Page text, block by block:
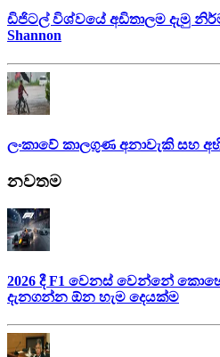
ඩිජිටල් විශ්වයේ අඩිතාලම දැමු
Shannon
ලංකාවේ කාලගුණ අනාවැකි සහ
නවතම
2026 දී F1 වෙනස් වෙන්නේ
දැනගන්න ඕන හැම දෙයක්ම